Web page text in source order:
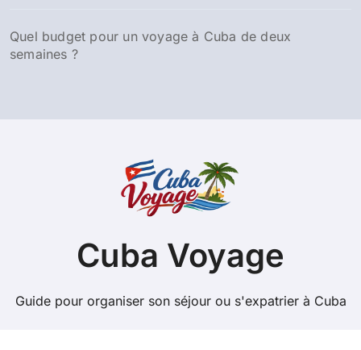
Quel budget pour un voyage à Cuba de deux
semaines ?
Cuba Voyage
Guide pour organiser son séjour ou s'expatrier à Cuba